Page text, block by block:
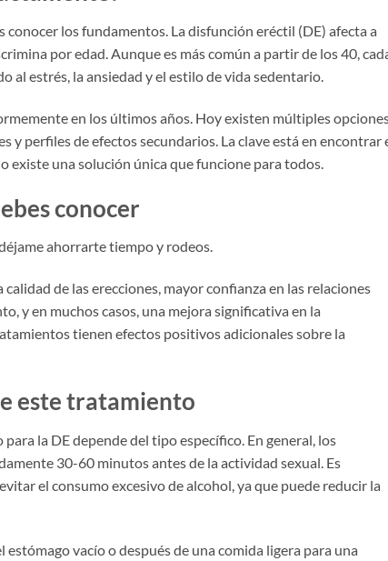
los fundamentos. La disfunción eréctil (DE) afecta a
por edad. Aunque es más común a partir de los 40,
al estrés, la ansiedad y el estilo de vida sedentario.
en los últimos años. Hoy existen múltiples
y perfiles de efectos secundarios. La clave está en encontrar
existe una solución única que funcione para todos.
conocer
ahorrarte tiempo y rodeos.
de las erecciones, mayor confianza en las relaciones
y en muchos casos, una mejora significativa en la
tienen efectos positivos adicionales sobre la
este tratamiento
la DE depende del tipo específico. En general, los
30-60 minutos antes de la actividad sexual. Es
el consumo excesivo de alcohol, ya que puede reducir la
vacío o después de una comida ligera para una